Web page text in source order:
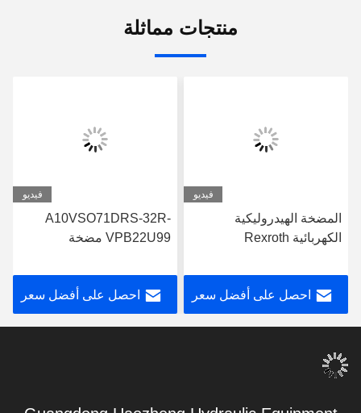
منتجات مماثلة
فيديو
المضخة الهيدروليكية
الكهربائية Rexroth
PPA12G30
احصل على أفضل سعر
فيديو
A10VSO71DRS-32R-
VPB22U99 مضخة
التصميم القوي
احصل على أفضل سعر